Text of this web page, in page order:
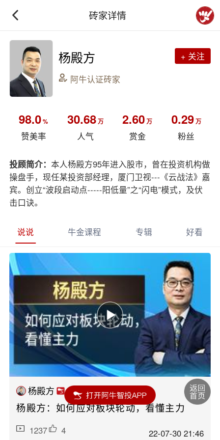
砖家详情
杨殿方
阿牛认证砖家
+ 关注
98.0%
赞美率
30.68万
人气
2.60万
赏金
0.29万
粉丝
投顾简介：本人杨殿方95年进入股市，曾在投资机构做
操盘手，现任某投资部经理，厦门卫视---《云战法》嘉
宾。创立“波段启动点-----阳低量”之“闪电”模式，及伏
击口诀。
说说 牛金课程 专辑 好看
杨殿方
杨殿方：如何应对板块轮动，看懂主力
1237 4 22-07-30 21:46